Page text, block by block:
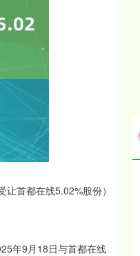
让首都在线5.02%股份）
年9月18日与首都在线
43.13 0.93%